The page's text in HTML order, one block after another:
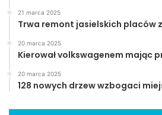
21 marca 2025
Trwa remont jasielskich placów
20 marca 2025
Kierował volkswagenem mając
20 marca 2025
128 nowych drzew wzbogaci